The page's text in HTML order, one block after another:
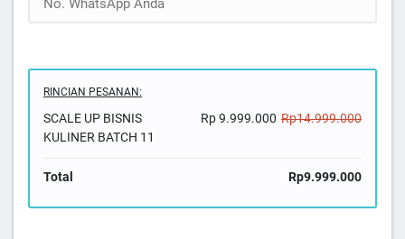
RINCIAN PESANAN:
SCALE UP BISNIS
KULINER BATCH 11
Rp14.999.000
Rp 9.999.000
Total Rp9.999.000